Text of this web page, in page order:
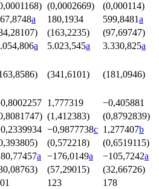
(0,0002669)
(0,000114)
a 180,1934 599,8481a
(163,2235)
(97,69747)
a 5.023,545a 3.330,825a
(341,6101) (181,0946)
0,8002257 1,777319 −0,405881
(1,412383)
(0,8792839)
0,2339934 −0,9877738c 1,277407b
(0,572218)
(0,6519115)
80,77457a −176,0149a −105,7242a
(57,29015)
(32,66726)
123
178